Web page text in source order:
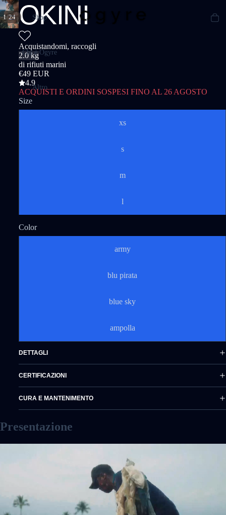
Shop
Chi è Ogyre
Altro
1/24 OKINI
Acquistandomi, raccogli
2.0 kg
di rifiuti marini
€49 EUR
4.9
ACQUISTI E ORDINI SOSPESI FINO AL 26 AGOSTO
Size
xs
s
m
l
Color
army
blu pirata
blue sky
ampolla
DETTAGLI
CERTIFICAZIONI
CURA E MANTENIMENTO
Presentazione